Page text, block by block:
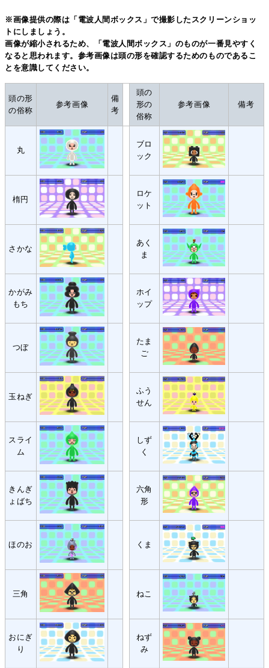
※画像提供の際は「電波人間ボックス」で撮影したスクリーンショッ
トにしましょう。
画像が縮小されるため、「電波人間ボックス」のものが一番見やすく
なると思われます。参考画像は頭の形を確認するためのものであるこ
とを意識してください。
頭の形
の俗称
参考画像
備
考
頭の
形の
俗称
参考画像 備考
丸
ブロ
ック
楕円
ロケ
ット
さかな
あく
ま
かがみ
もち
ホイ
ップ
つぼ
たま
ご
玉ねぎ
ふう
せん
スライ
ム
しず
く
きんぎ
ょばち
六角
形
ほのお くま
三角 ねこ
おにぎ
り
ねず
み